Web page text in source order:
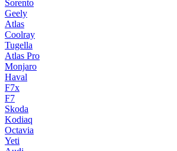
Sorento
Geely
Atlas
Coolray
Tugella
Atlas Pro
Monjaro
Haval
F7x
F7
Skoda
Kodiaq
Octavia
Yeti